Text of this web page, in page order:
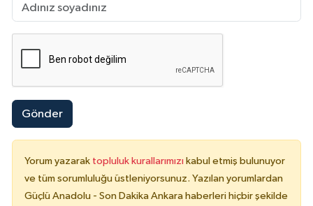
Gönder
Yorum yazarak topluluk kurallarımızı kabul etmiş bulunuyor
ve tüm sorumluluğu üstleniyorsunuz. Yazılan yorumlardan
Güçlü Anadolu - Son Dakika Ankara haberleri hiçbir şekilde